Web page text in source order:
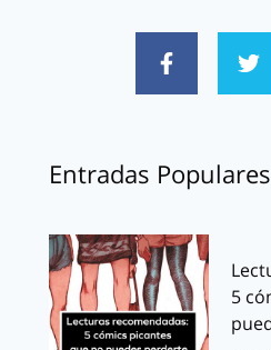
Entradas Populares
5